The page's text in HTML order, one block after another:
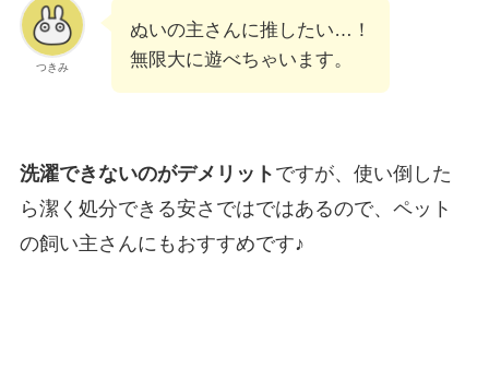
つきみ
ぬいの主さんに推したい…！
無限大に遊べちゃいます。
洗濯できないのがデメリット ですが、使い倒した
ら潔く処分できる安さではではあるので、ペット
の飼い主さんにもおすすめです♪